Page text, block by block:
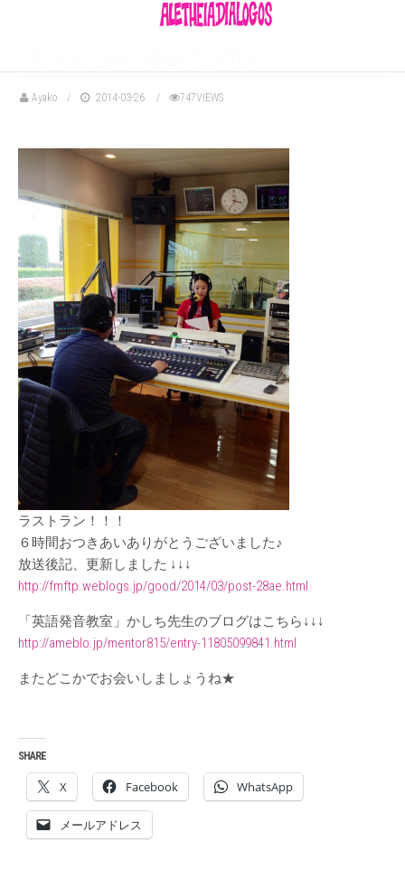
Ayako 2014-03-26 747VIEWS
ラストラン！！！
６時間おつきあいありがとうございました♪
放送後記、更新しました ↓↓↓
http://fmftp.weblogs.jp/good/2014/03/post-28ae.html
「英語発音教室」かしち先生のブログはこちら↓↓↓
http://ameblo.jp/mentor815/entry-11805099841.html
またどこかでお会いしましょうね★
SHARE
X Facebook WhatsApp
メールアドレス